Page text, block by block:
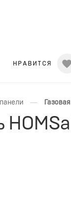
НРАВИТСЯ
—